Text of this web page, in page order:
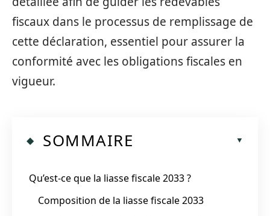
fiscaux dans le processus de remplissage de
cette déclaration, essentiel pour assurer la
conformité avec les obligations fiscales en
vigueur.
SOMMAIRE
Qu’est-ce que la liasse fiscale 2033 ?
Composition de la liasse fiscale 2033